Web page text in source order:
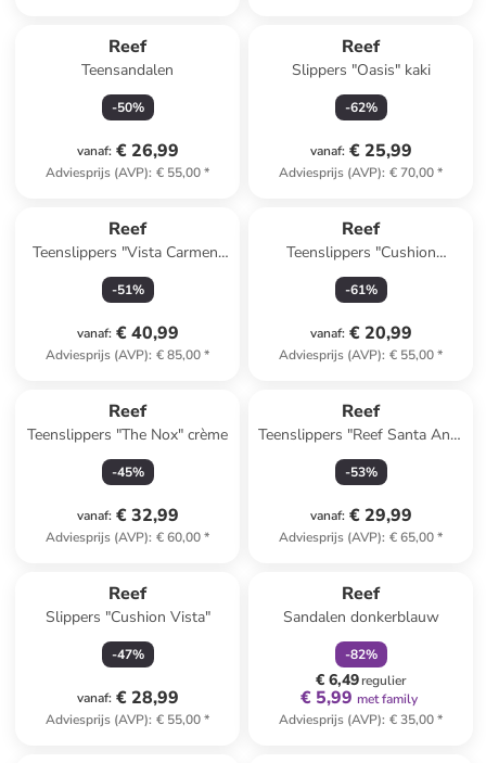
Reef
Teensandalen
-50%
vanaf: € 26,99
Adviesprijs (AVP): € 55,00*
Reef
Slippers "Oasis" kaki
-62%
vanaf: € 25,99
Adviesprijs (AVP): € 70,00*
Reef
Teenslippers "Vista Carmen"
lichtbruin
-51%
vanaf: € 40,99
Adviesprijs (AVP): € 85,00*
Reef
Teenslippers "Cushion
Bounce" camel
-61%
vanaf: € 20,99
Adviesprijs (AVP): € 55,00*
Reef
Teenslippers "The Nox" crème
-45%
vanaf: € 32,99
Adviesprijs (AVP): € 60,00*
Reef
Teenslippers "Reef Santa Ana"
donkerblauw/grijs
-53%
vanaf: € 29,99
Adviesprijs (AVP): € 65,00*
Reef
Slippers "Cushion Vista"
-47%
vanaf: € 28,99
Adviesprijs (AVP): € 55,00*
Reef
Sandalen donkerblauw
-82%
€ 6,49regulier
€ 5,99 met family
Adviesprijs (AVP): € 35,00*